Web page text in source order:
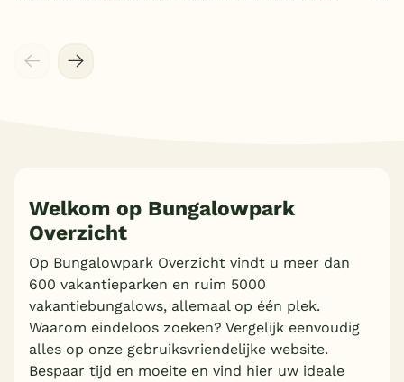
Welkom op Bungalowpark
Overzicht
Op Bungalowpark Overzicht vindt u meer dan
600 vakantieparken en ruim 5000
vakantiebungalows, allemaal op één plek.
Waarom eindeloos zoeken? Vergelijk eenvoudig
alles op onze gebruiksvriendelijke website.
Bespaar tijd en moeite en vind hier uw ideale